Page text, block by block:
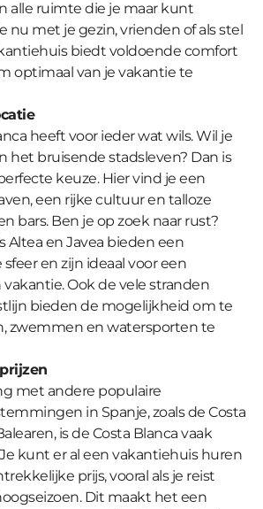
alle ruimte die je maar kunt
nu met je gezin, vrienden of als stel
biedt voldoende comfort
optimaal van je vakantie te
heeft voor ieder wat wils. Wil je
het bruisende stadsleven? Dan is
keuze. Hier vind je een
een rijke cultuur en talloze
bars. Ben je op zoek naar rust?
Altea en Javea bieden een
en zijn ideaal voor een
Ook de vele stranden
bieden de mogelijkheid om te
zwemmen en watersporten te
met andere populaire
in Spanje, zoals de Costa
is de Costa Blanca vaak
kunt er al een vakantiehuis huren
prijs, vooral als je reist
Dit maakt het een